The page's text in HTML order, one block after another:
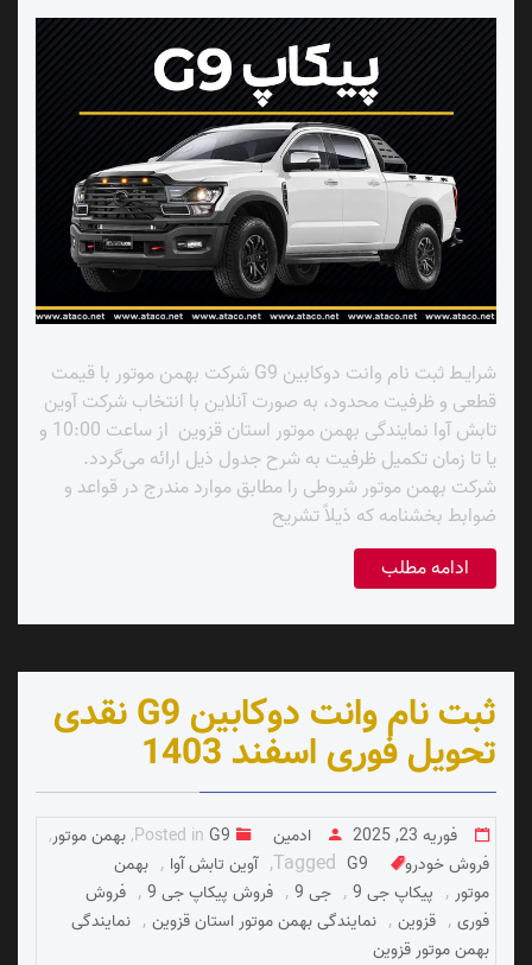
شرایـط ثبت نام وانت دوکابین G9 شرکت بهمن موتور با قیمت
قطعی و ظرفیت محدود، به صورت آنلاین با انتخاب شرکت آوین
تابش آوا نمایندگی بهمن موتور استان قزوین از ساعت 10:00 و
یا تا زمان تکمیل ظرفیت به شرح جدول ذیل ارائه می‌گردد.
شرکت بهمن ‌موتور شروطی را مطابق موارد مندرج در قواعد و
ضوابط بخشنامه که ذیلاً تشریح
ادامه مطلب
ثبت نام وانت دوکابین G9 نقدی
تحویل فوری اسفند 1403
فوریه 23, 2025 ادمین Posted in G9
,بهمن موتور,
فروش خودرو
G9
, آوین تابش آوا , بهمن
موتور , پیکاپ جی 9 , جی 9 , فروش پیکاپ جی 9 , فروش
فوری , قزوین , نمایندگی بهمن موتور استان قزوین , نمایندگی
بهمن موتور قزوین